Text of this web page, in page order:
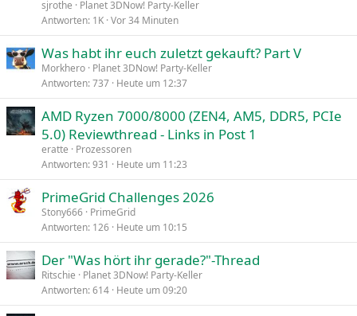
g
sjrothe
Planet 3DNow! Party-Keller
Antworten 1K Vor 34 Minuten
Was habt ihr euch zuletzt gekauft? Part V
Morkhero Planet 3DNow! Party-Keller
Antworten 737 Heute um 12:37
AMD Ryzen 7000/8000 (ZEN4, AM5, DDR5, PCIe
5.0) Reviewthread - Links in Post 1
eratte
Prozessoren
Antworten 931 Heute um 11:23
PrimeGrid Challenges 2026
Stony666 PrimeGrid
Antworten 126 Heute um 10:15
Der "Was hört ihr gerade?"-Thread
Ritschie
Planet 3DNow! Party-Keller
Antworten 614 Heute um 09:20